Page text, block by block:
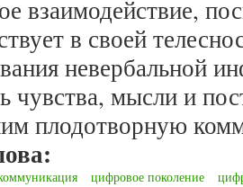
взаимодействие,
в своей
невербальной
чувства, мысли и
плодотворную
цифровое поколение